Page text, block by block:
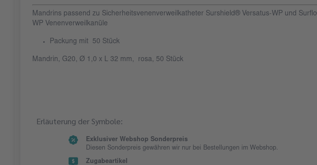
Mandrins passend zu Sicherheitsvenenverweilkatheter Surshield® Versatus-WP und
WP Venenverweilkanüle
Packung mit 50 Stück
Mandrin, G20, Ø 1,0 x L 32 mm, rosa, 50 Stück
Erläuterung der Symbole:
Exklusiver Webshop Sonderpreis
Diesen Sonderpreis gewähren wir nur bei Bestellungen im Webshop.
Zugabeartikel